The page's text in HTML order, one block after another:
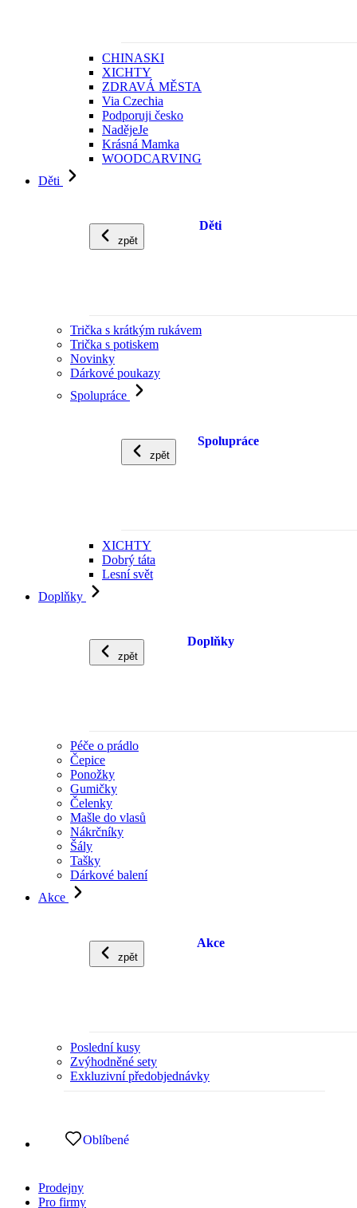
CHINASKI
XICHTY
ZDRAVÁ MĚSTA
Via Czechia
Podporuji česko
NadějeJe
Krásná Mamka
WOODCARVING
Děti
zpět
Děti
Trička s krátkým rukávem
Trička s potiskem
Novinky
Dárkové poukazy
Spolupráce
zpět
Spolupráce
XICHTY
Dobrý táta
Lesní svět
Doplňky
zpět
Doplňky
Péče o prádlo
Čepice
Ponožky
Gumičky
Čelenky
Mašle do vlasů
Nákrčníky
Šály
Tašky
Dárkové balení
Akce
zpět
Akce
Poslední kusy
Zvýhodněné sety
Exkluzivní předobjednávky
Oblíbené
Prodejny
Pro firmy